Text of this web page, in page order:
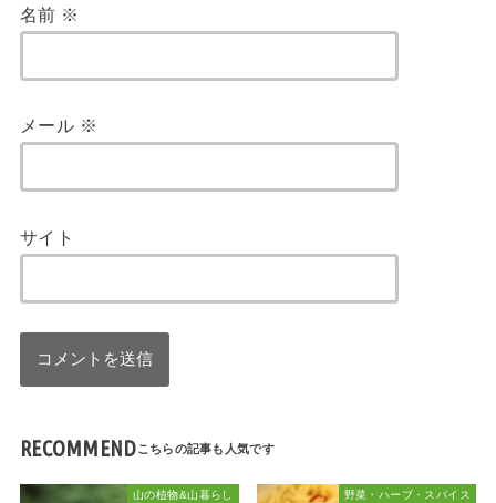
名前 ※
メール ※
サイト
RECOMMEND
山の植物&山暮らし 野菜・ハーブ・スパイス